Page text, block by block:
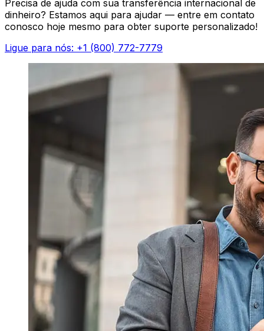
Precisa de ajuda com sua transferência internacional de
dinheiro? Estamos aqui para ajudar — entre em contato
conosco hoje mesmo para obter suporte personalizado!
Ligue para nós: +1 (800) 772-7779